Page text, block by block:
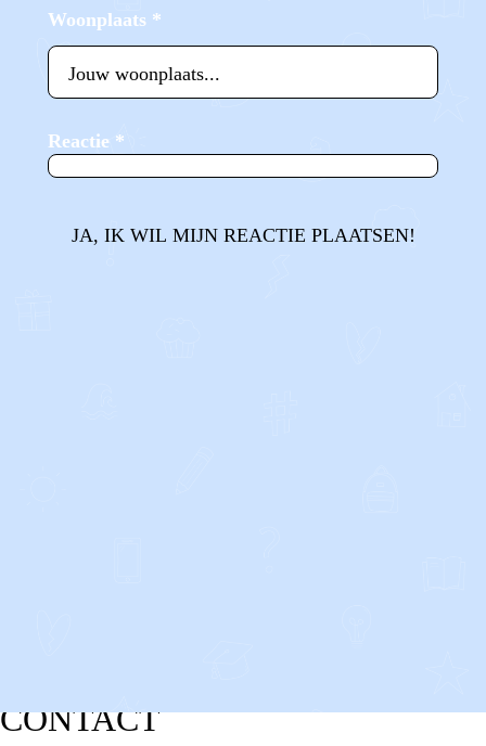
Woonplaats *
Reactie *
JA, IK WIL MIJN REACTIE PLAATSEN!
CONTACT